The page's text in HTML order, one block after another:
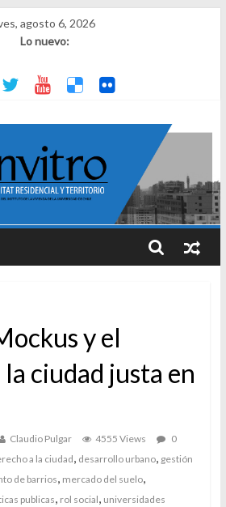
agosto 6, 2026
Lo nuevo:
1 de ciclo de conversatorios 40 años
y el
ciudad justa en
Claudio Pulgar 4555 Views
0
a la ciudad, desarrollo urbano, gestión
de barrios, mercado del suelo,
publicas, rol social, universidades